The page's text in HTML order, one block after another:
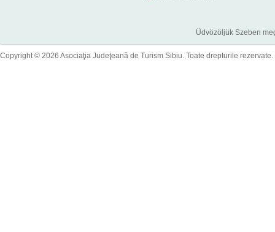
Üdvözöljük Szeben
Copyright © 2026 Asociaţia Judeţeană de Turism Sibiu. Toate drepturile rezervate.